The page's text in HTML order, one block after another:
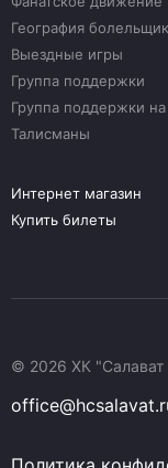
География
Выездные игры
Группа поддержки
Группа поддержки
Талисманы
Интернет магазин
Купить билеты
© 2026 ХК